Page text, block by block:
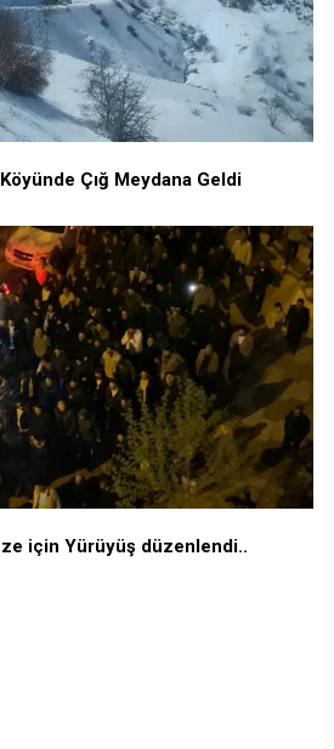
Çığ Meydana Geldi
için Yürüyüş düzenlendi..